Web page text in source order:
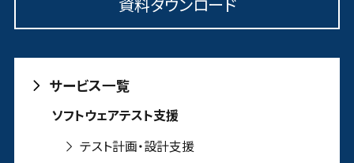
サービス一覧
ソフトウェアテスト支援
テスト計画・設計支援